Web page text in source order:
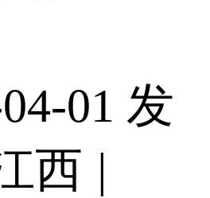
01 发
西 |